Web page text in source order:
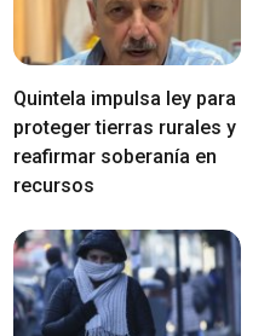
Quintela impulsa ley para
proteger tierras rurales y
reafirmar soberanía en
recursos